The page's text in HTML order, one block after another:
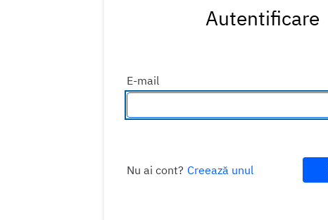
Autentificare
E-mail
Introdu o adresă de e-mail
Nu ai cont? Creează unul